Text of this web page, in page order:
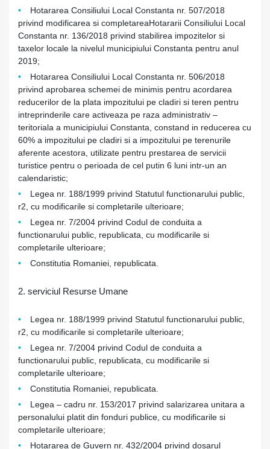
Hotararea Consiliului Local Constanta nr. 507/2018
privind modificarea si completareaHotararii Consiliului Local
Constanta nr. 136/2018 privind stabilirea impozitelor si
taxelor locale la nivelul municipiului Constanta pentru anul
2019;
Hotararea Consiliului Local Constanta nr. 506/2018
privind aprobarea schemei de minimis pentru acordarea
reducerilor de la plata impozitului pe cladiri si teren pentru
intreprinderile care activeaza pe raza administrativ –
teritoriala a municipiului Constanta, constand in reducerea cu
60% a impozitului pe cladiri si a impozitului pe terenurile
aferente acestora, utilizate pentru prestarea de servicii
turistice pentru o perioada de cel putin 6 luni intr-un an
calendaristic;
Legea nr. 188/1999 privind Statutul functionarului public,
r2, cu modificarile si completarile ulterioare;
Legea nr. 7/2004 privind Codul de conduita a
functionarului public, republicata, cu modificarile si
completarile ulterioare;
Constitutia Romaniei, republicata.
2. serviciul Resurse Umane
Legea nr. 188/1999 privind Statutul functionarului public,
r2, cu modificarile si completarile ulterioare;
Legea nr. 7/2004 privind Codul de conduita a
functionarului public, republicata, cu modificarile si
completarile ulterioare;
Constitutia Romaniei, republicata.
Legea – cadru nr. 153/2017 privind salarizarea unitara a
personalului platit din fonduri publice, cu modificarile si
completarile ulterioare;
Hotararea de Guvern nr. 432/2004 privind dosarul